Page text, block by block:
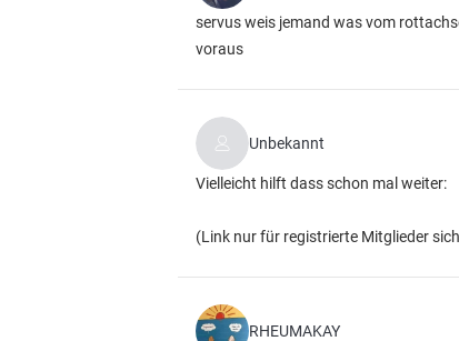
servus weis jemand was vom
voraus
Unbekannt
Vielleicht hilft dass schon mal weiter:
(Link nur für registrierte Mitglieder
RHEUMAKAY